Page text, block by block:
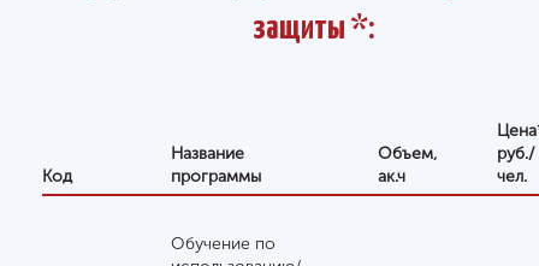
защиты *:
Код
Название
программы
Объем,
ак.ч
руб./
чел.
Обучение по